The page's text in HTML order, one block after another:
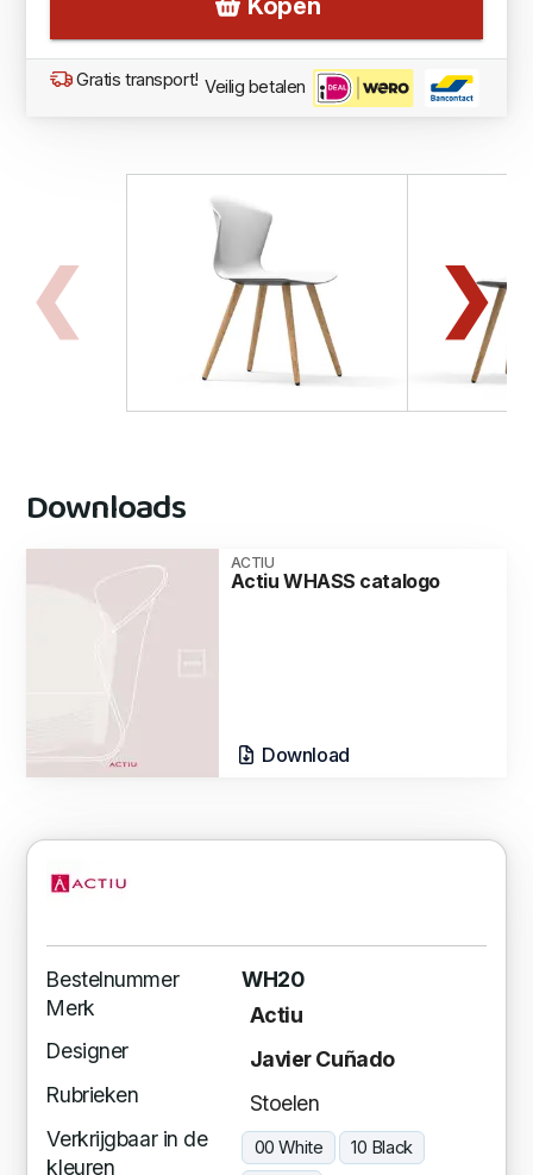
Kopen
Gratis transport! Veilig betalen
Downloads
ACTIU
Actiu WHASS catalogo
Download
Bestelnummer
WH20
Merk
Actiu
Designer
Javier Cuñado
Rubrieken
Stoelen
Verkrijgbaar in de
kleuren
00 White 10 Black